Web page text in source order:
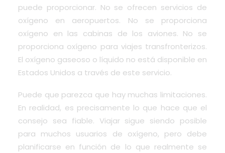
puede proporcionar. No se ofrecen servicios de
oxígeno en aeropuertos. No se proporciona
oxígeno en las cabinas de los aviones. No se
proporciona oxígeno para viajes transfronterizos.
El oxígeno gaseoso o líquido no está disponible en
Estados Unidos a través de este servicio.
Puede que parezca que hay muchas limitaciones.
En realidad, es precisamente lo que hace que el
consejo sea fiable. Viajar sigue siendo posible
para muchos usuarios de oxígeno, pero debe
planificarse en función de lo que realmente se